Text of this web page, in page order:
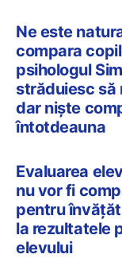
Ne este
compara
psihologul
străduiesc să
dar niște
întotdeauna
Evaluarea
nu vor fi
pentru
la rezultatele
elevului